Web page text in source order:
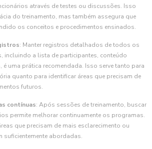
através de testes ou discussões. Isso
do treinamento, mas também assegura que
os conceitos e procedimentos ensinados.
: Manter registros detalhados de todos os
incluindo a lista de participantes, conteúdo
é uma prática recomendada. Isso serve tanto para
quanto para identificar áreas que precisam de
futuros.
contínuas: Após sessões de treinamento, buscar
permite melhorar continuamente os programas.
que precisam de mais esclarecimento ou
suficientemente abordadas.